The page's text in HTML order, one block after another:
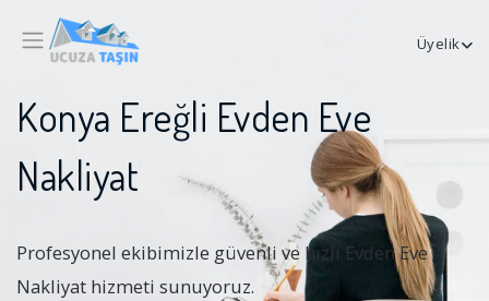
Üyelik
Konya Ereğli Evden Eve
Nakliyat
Profesyonel ekibimizle güvenli ve hızlı Evden Eve
Nakliyat hizmeti sunuyoruz.